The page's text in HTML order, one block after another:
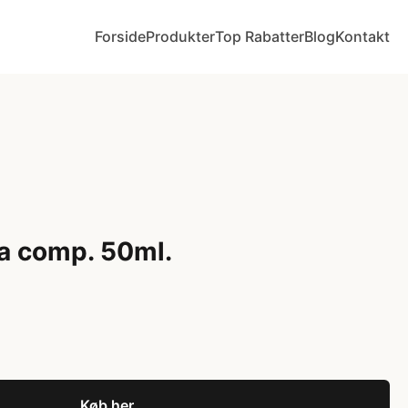
ForsideProdukterTop RabatterBlogKontakt
comp. 50ml.